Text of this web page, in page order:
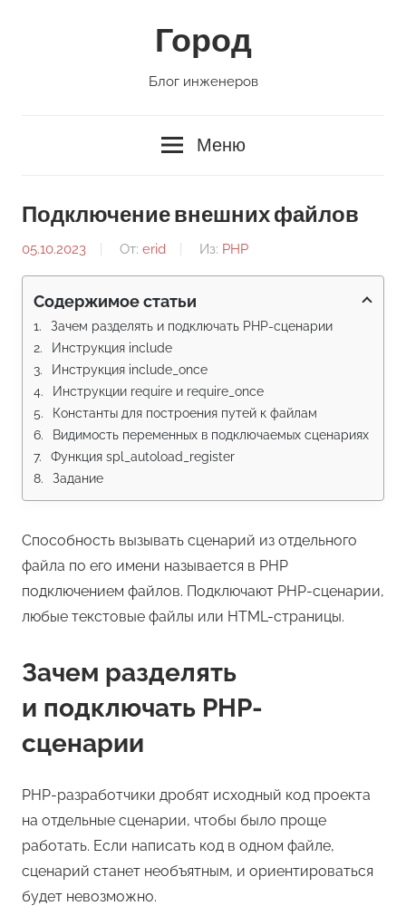
Город
Блог инженеров
Меню
Подключение внешних файлов
05.10.2023 От: erid Из: PHP
Содержимое статьи
Зачем разделять и подключать PHP-сценарии
Инструкция include
Инструкция include_once
Инструкции require и require_once
Константы для построения путей к файлам
Видимость переменных в подключаемых сценариях
Функция spl_autoload_register
Задание
Способность вызывать сценарий из отдельного
файла по его имени называется в PHP
подключением файлов. Подключают PHP-сценарии,
любые текстовые файлы или HTML-страницы.
Зачем разделять
и подключать PHP-
сценарии
PHP-разработчики дробят исходный код проекта
на отдельные сценарии, чтобы было проще
работать. Если написать код в одном файле,
сценарий станет необъятным, и ориентироваться
будет невозможно.